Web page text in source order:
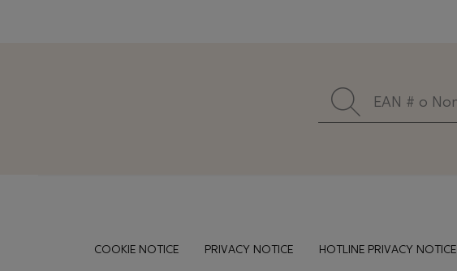
FooterCOOKIE NOTICE PRIVACY NOTICE HOTLINE PRIVACY NOTICE